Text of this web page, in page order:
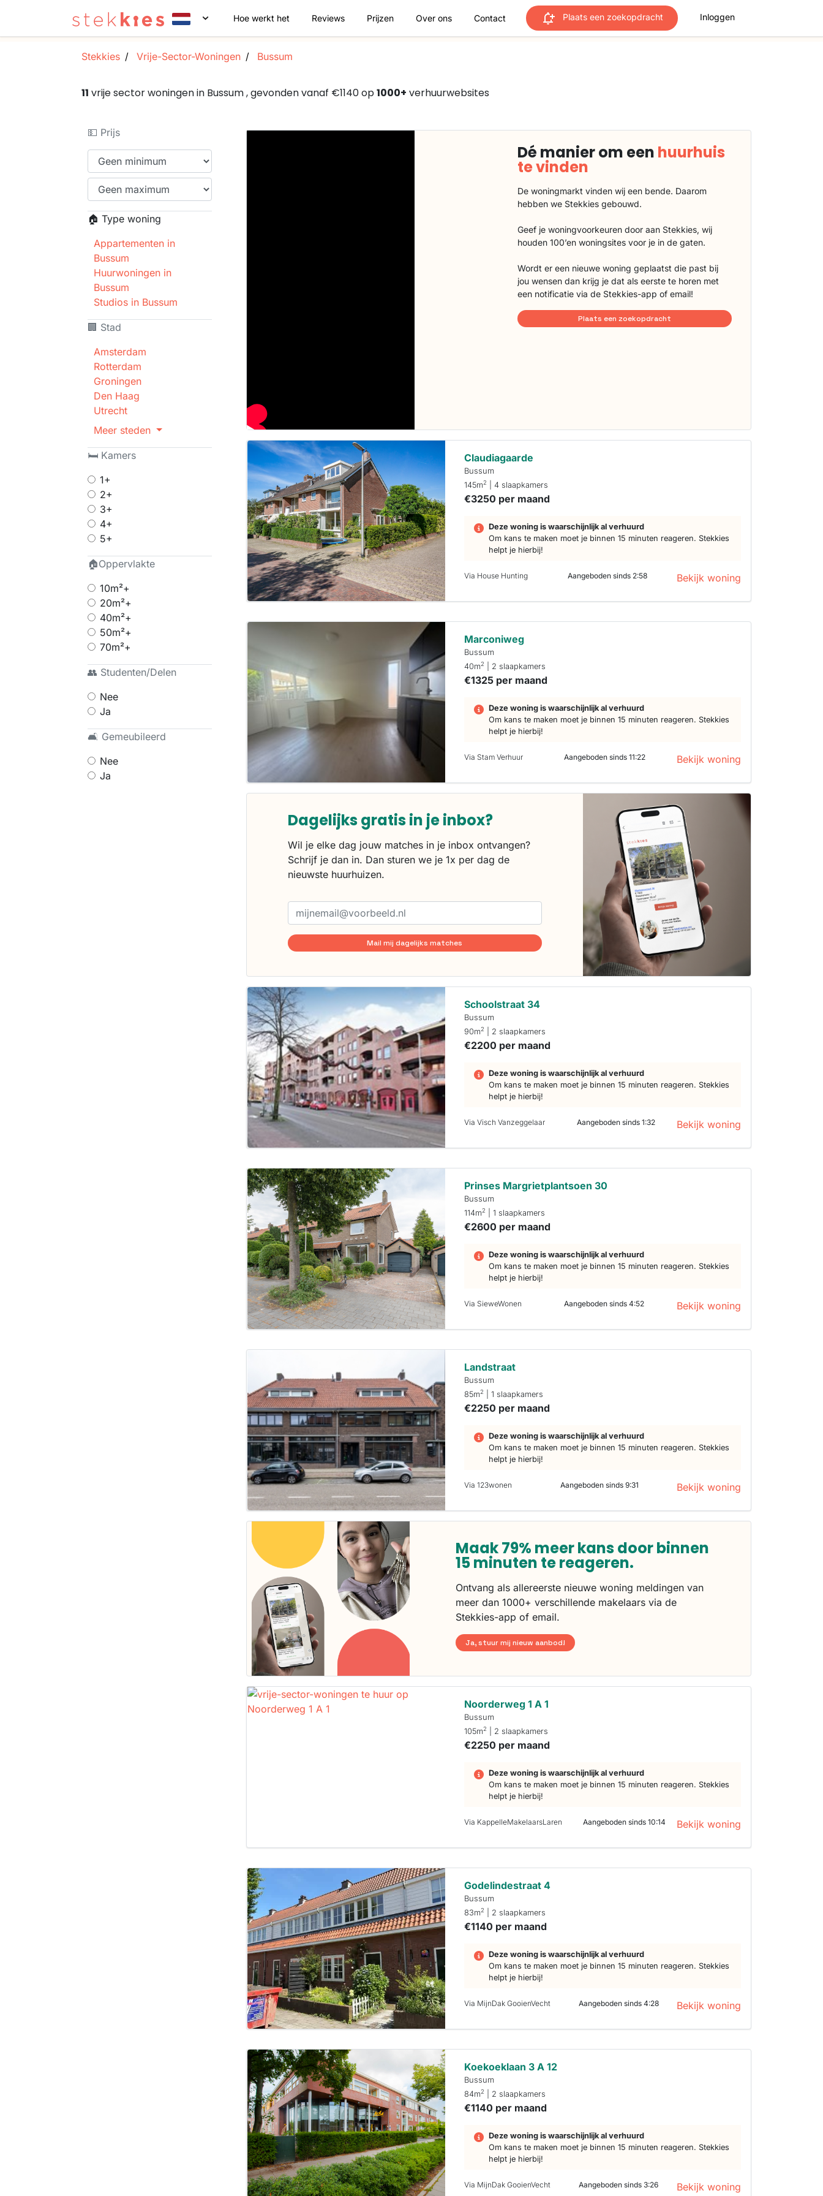
Hoe werkt het Reviews Prijzen Over ons Contact Plaats een zoekopdracht Inloggen
Stekkies Vrije-Sector-Woningen Bussum
11 vrije sector woningen in Bussum , gevonden vanaf €1140 op1000+ verhuurwebsites
💵 Prijs
🏠 Type woning
Appartementen in
Bussum
Huurwoningen in
Bussum
Studios in Bussum
🏢 Stad
Amsterdam
Rotterdam
Groningen
Den Haag
Utrecht
Meer steden
🛏 Kamers
1+
2+
3+
4+
5+
🏠Oppervlakte
10m²+
20m²+
40m²+
50m²+
70m²+
👥 Studenten/Delen
Nee
Ja
🛋 Gemeubileerd
Nee
Ja
Dé manier om een huurhuis
te vinden
De woningmarkt vinden wij een bende. Daarom
hebben we Stekkies gebouwd.
Geef je woningvoorkeuren door aan Stekkies, wij
houden 100’en woningsites voor je in de gaten.
Wordt er een nieuwe woning geplaatst die past bij
jou wensen dan krijg je dat als eerste te horen met
een notificatie via de Stekkies-app of email!
Plaats een zoekopdracht
Claudiagaarde
Bussum
145m2 | 4 slaapkamers
€3250 per maand
Deze woning is waarschijnlijk al verhuurd
Om kans te maken moet je binnen 15 minuten reageren. Stekkies
helpt je hierbij!
Via House Hunting Aangeboden sinds 2:58 Bekijk woning
Marconiweg
Bussum
40m2 | 2 slaapkamers
€1325 per maand
Deze woning is waarschijnlijk al verhuurd
Om kans te maken moet je binnen 15 minuten reageren. Stekkies
helpt je hierbij!
Via Stam Verhuur Aangeboden sinds 11:22 Bekijk woning
Dagelijks gratis in je inbox?
Wil je elke dag jouw matches in je inbox ontvangen?
Schrijf je dan in. Dan sturen we je 1x per dag de
nieuwste huurhuizen.
Mail mij dagelijks matches
Schoolstraat 34
Bussum
90m2 | 2 slaapkamers
€2200 per maand
Deze woning is waarschijnlijk al verhuurd
Om kans te maken moet je binnen 15 minuten reageren. Stekkies
helpt je hierbij!
Via Visch Vanzeggelaar Aangeboden sinds 1:32 Bekijk woning
Prinses Margrietplantsoen 30
Bussum
114m2 | 1 slaapkamers
€2600 per maand
Deze woning is waarschijnlijk al verhuurd
Om kans te maken moet je binnen 15 minuten reageren. Stekkies
helpt je hierbij!
Via SieweWonen Aangeboden sinds 4:52 Bekijk woning
Landstraat
Bussum
85m2 | 1 slaapkamers
€2250 per maand
Deze woning is waarschijnlijk al verhuurd
Om kans te maken moet je binnen 15 minuten reageren. Stekkies
helpt je hierbij!
Via 123wonen Aangeboden sinds 9:31 Bekijk woning
Maak 79% meer kans door binnen
15 minuten te reageren.
Ontvang als allereerste nieuwe woning meldingen van
meer dan 1000+ verschillende makelaars via de
Stekkies-app of email.
Ja, stuur mij nieuw aanbod!
Noorderweg 1 A 1
Bussum
105m2 | 2 slaapkamers
€2250 per maand
Deze woning is waarschijnlijk al verhuurd
Om kans te maken moet je binnen 15 minuten reageren. Stekkies
helpt je hierbij!
Via KappelleMakelaarsLaren Aangeboden sinds 10:14 Bekijk woning
Godelindestraat 4
Bussum
83m2 | 2 slaapkamers
€1140 per maand
Deze woning is waarschijnlijk al verhuurd
Om kans te maken moet je binnen 15 minuten reageren. Stekkies
helpt je hierbij!
Via MijnDak GooienVecht Aangeboden sinds 4:28 Bekijk woning
Koekoeklaan 3 A 12
Bussum
84m2 | 2 slaapkamers
€1140 per maand
Deze woning is waarschijnlijk al verhuurd
Om kans te maken moet je binnen 15 minuten reageren. Stekkies
helpt je hierbij!
Via MijnDak GooienVecht Aangeboden sinds 3:26 Bekijk woning